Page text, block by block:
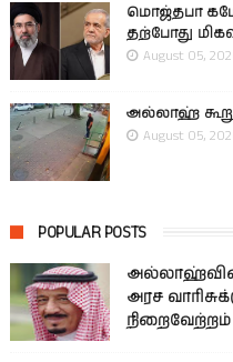
மொஜ்தபா
தற்போது
August 05,
அல்லாஹ்
August 05,
POPULAR POSTS
அரச
நிறைவேற்றம்